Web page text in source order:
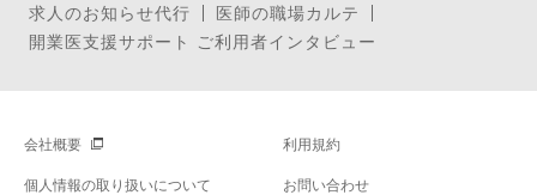
求人のお知らせ代行
医師の職場カルテ
開業医支援サポート ご利用者インタビュー
会社概要 利用規約
個人情報の取り扱いについて お問い合わせ